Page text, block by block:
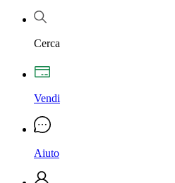
Cerca
Vendi
Aiuto